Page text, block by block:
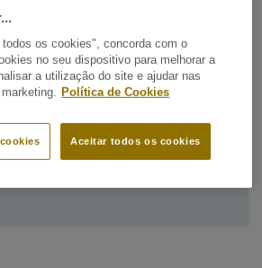
os cookies", concorda com o
no seu dispositivo para melhorar a
a utilização do site e ajudar nas
Política de Cookies
Aceitar todos os cookies